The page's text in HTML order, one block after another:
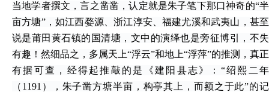
当地学者撰文，言之凿凿，认定就是朱子笔下那口神奇的“半
亩方塘”，如江西婺源、浙江淳安、福建尤溪和武夷山，甚至
说是莆田黄石镇的国清塘，文中的演绎也是旁征博引，不失
有趣！然细品之，多属天上“浮云”和地上“浮萍”的推测，真正
有据可查，经得起推敲的是《建阳县志》：“绍熙二年
（1191），朱子凿方塘半亩，构亭其上，而额之于此”的记